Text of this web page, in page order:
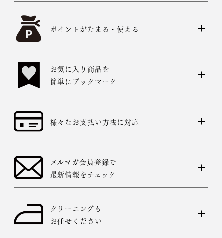
ポイントがたまる・使える
お気に入り商品を
簡単にブックマーク
様々なお支払い方法に対応
メルマガ会員登録で
最新情報をチェック
クリーニングも
お任せください